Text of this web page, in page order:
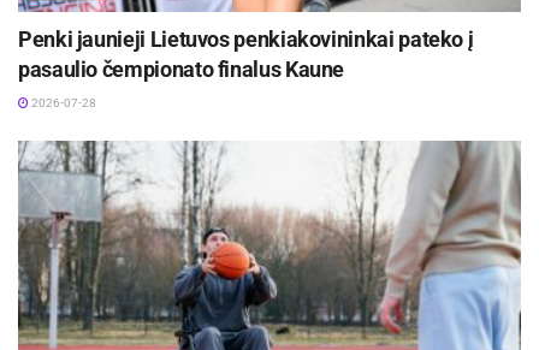
Penki jaunieji Lietuvos penkiakovininkai pateko į
pasaulio čempionato finalus Kaune
2026-07-28